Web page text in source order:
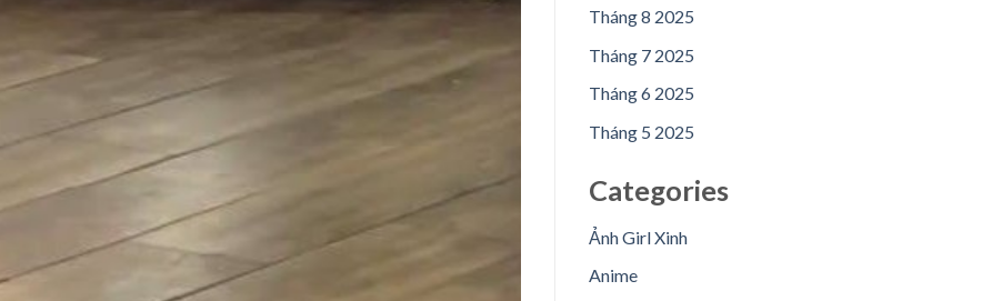
Tháng 8 2025
Tháng 7 2025
Tháng 6 2025
Tháng 5 2025
Categories
Ảnh Girl Xinh
Anime